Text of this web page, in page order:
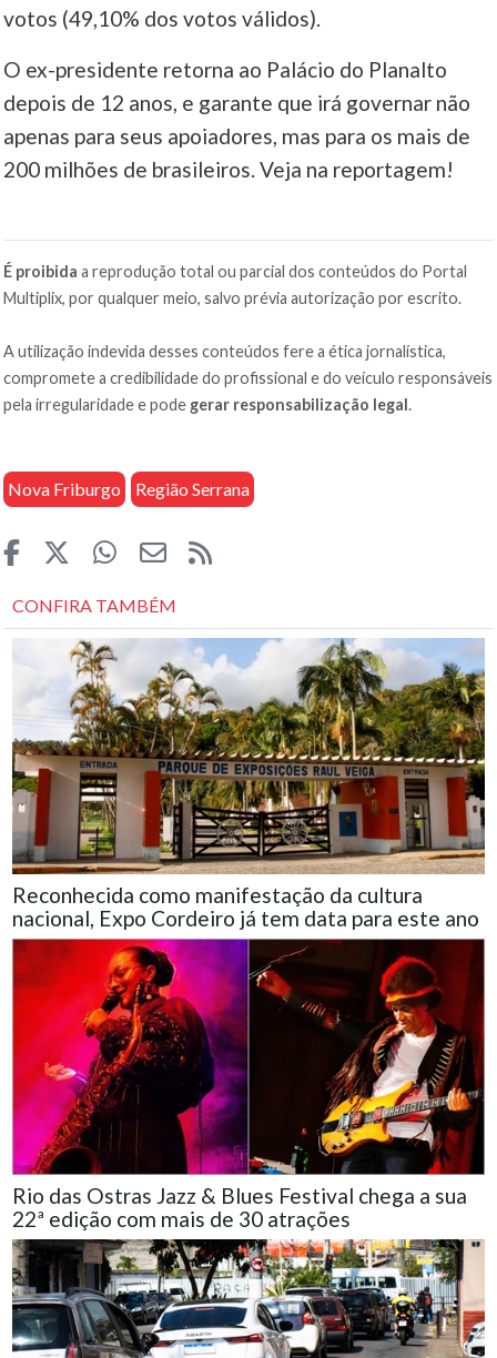
votos (49,10% dos votos válidos).
O ex-presidente retorna ao Palácio do Planalto
depois de 12 anos, e garante que irá governar não
apenas para seus apoiadores, mas para os mais de
200 milhões de brasileiros. Veja na reportagem!
É proibida a reprodução total ou parcial dos conteúdos do Portal
Multiplix, por qualquer meio, salvo prévia autorização por escrito.
A utilização indevida desses conteúdos fere a ética jornalística,
compromete a credibilidade do profissional e do veículo responsáveis
pela irregularidade e pode gerar responsabilização legal.
Nova Friburgo Região Serrana
CONFIRA TAMBÉM
Reconhecida como manifestação da cultura
nacional, Expo Cordeiro já tem data para este ano
Rio das Ostras Jazz & Blues Festival chega a sua
22ª edição com mais de 30 atrações